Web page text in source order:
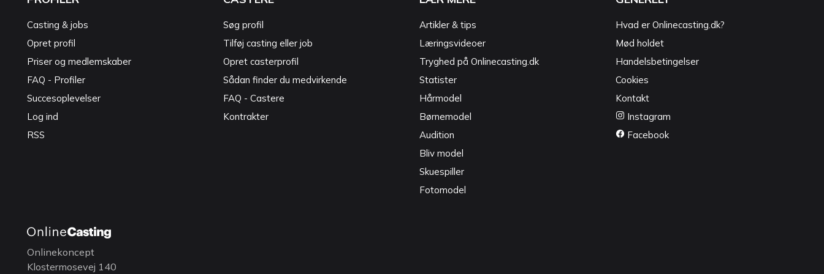
Casting & jobs
Opret profil
Priser og medlemskaber
FAQ - Profiler
Succesoplevelser
Log ind
RSS
Søg profil
Tilføj casting eller job
Opret casterprofil
Sådan finder du medvirkende
FAQ - Castere
Kontrakter
Artikler & tips
Læringsvideoer
Tryghed på Onlinecasting.dk
Statister
Hårmodel
Børnemodel
Audition
Bliv model
Skuespiller
Fotomodel
Hvad er Onlinecasting.dk?
Mød holdet
Handelsbetingelser
Cookies
Kontakt
Instagram
Facebook
Onlinekoncept
Klostermosevej 140